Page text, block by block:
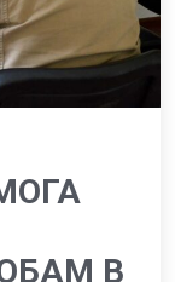
В